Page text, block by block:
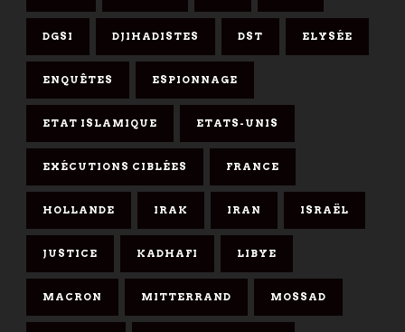
DGSI DJIHADISTES DST ELYSÉE
ENQUÊTES ESPIONNAGE
ETAT ISLAMIQUE ETATS-UNIS
EXÉCUTIONS CIBLÉES FRANCE
HOLLANDE IRAK IRAN ISRAËL
JUSTICE KADHAFI LIBYE
MACRON MITTERRAND MOSSAD